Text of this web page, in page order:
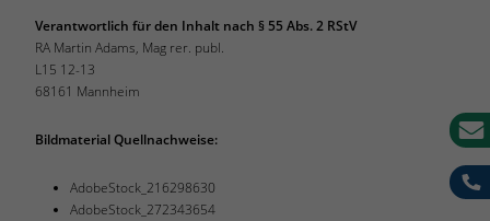
Verantwortlich für den Inhalt nach § 55 Abs. 2 RStV
RA Martin Adams, Mag rer. publ.
L15 12-13
68161 Mannheim
Bildmaterial Quellnachweise:
AdobeStock_216298630
AdobeStock_272343654